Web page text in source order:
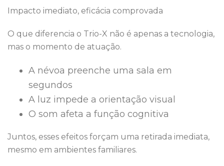
Impacto imediato, eficácia comprovada
O que diferencia o Trio-X não é apenas a tecnologia,
mas o momento de atuação.
A névoa preenche uma sala em
segundos
A luz impede a orientação visual
O som afeta a função cognitiva
Juntos, esses efeitos forçam uma retirada imediata,
mesmo em ambientes familiares.